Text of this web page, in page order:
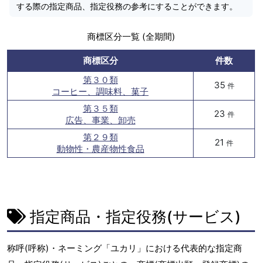
する際の指定商品、指定役務の参考にすることができます。
商標区分一覧 (全期間)
商標区分
件数
第３０類
コーヒー、調味料、菓子
35 件
第３５類
広告、事業、卸売
23 件
第２９類
動物性・農産物性食品
21 件
指定商品・指定役務(サービス)
称呼(呼称)・ネーミング「ユカリ」における代表的な指定商